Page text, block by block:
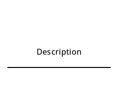
Description